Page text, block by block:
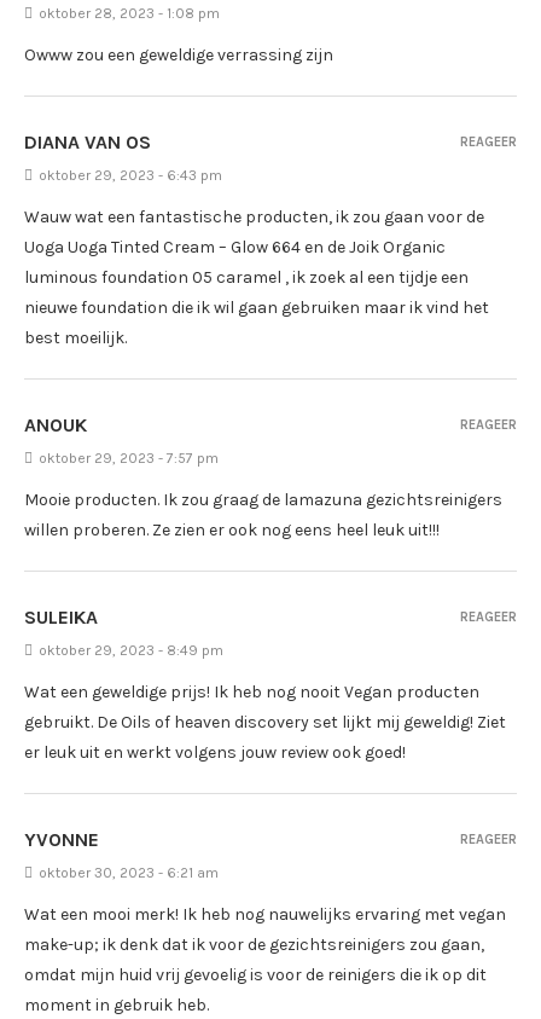
oktober 28, 2023 - 1:08 pm
Owww zou een geweldige verrassing zijn
DIANA VAN OS
oktober 29, 2023 - 6:43 pm
Wauw wat een fantastische producten, ik zou gaan voor de
Uoga Uoga Tinted Cream – Glow 664 en de Joik Organic
luminous foundation 05 caramel , ik zoek al een tijdje een
nieuwe foundation die ik wil gaan gebruiken maar ik vind het
best moeilijk.
REAGEER
ANOUK
oktober 29, 2023 - 7:57 pm
Mooie producten. Ik zou graag de lamazuna gezichtsreinigers
willen proberen. Ze zien er ook nog eens heel leuk uit!!!
REAGEER
SULEIKA
oktober 29, 2023 - 8:49 pm
Wat een geweldige prijs! Ik heb nog nooit Vegan producten
gebruikt. De Oils of heaven discovery set lijkt mij geweldig! Ziet
er leuk uit en werkt volgens jouw review ook goed!
REAGEER
YVONNE
oktober 30, 2023 - 6:21 am
Wat een mooi merk! Ik heb nog nauwelijks ervaring met vegan
make-up; ik denk dat ik voor de gezichtsreinigers zou gaan,
omdat mijn huid vrij gevoelig is voor de reinigers die ik op dit
moment in gebruik heb.
REAGEER